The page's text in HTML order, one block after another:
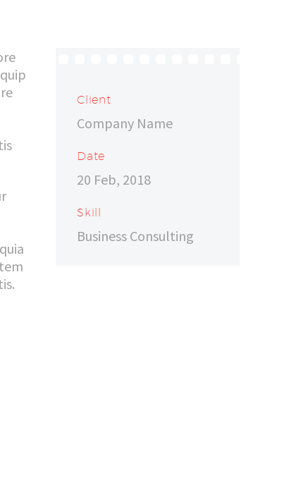
Client
Company Name
Date
20 Feb, 2018
Skill
Business Consulting